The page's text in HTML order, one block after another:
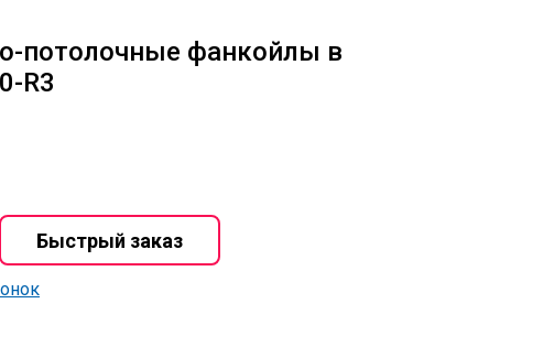
потолочные фанкойлы в
R3